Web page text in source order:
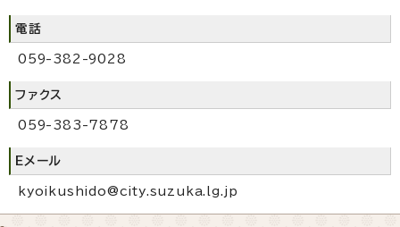
電話
059-382-9028
ファクス
059-383-7878
Eメール
kyoikushido@city.suzuka.lg.jp